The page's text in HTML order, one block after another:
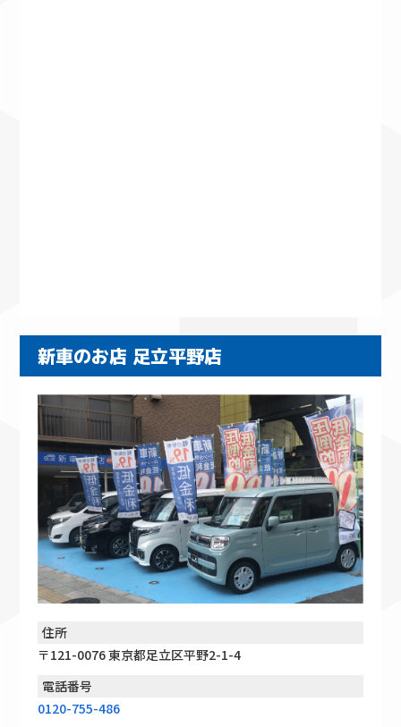
新車のお店 足立平野店
住所
〒121-0076 東京都足立区平野2-1-4
電話番号
0120-755-486